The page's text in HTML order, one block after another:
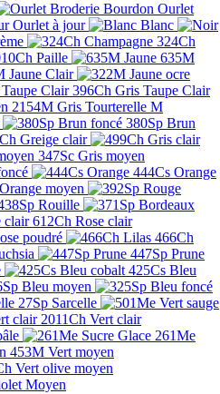
Ourlet
Ourlet à jour
Blanc
324Ch
Paille
635M
Jaune Clair
396Ch Gris Taupe Clair
2154M Gris Tourterelle M
380Sp Brun
Greige clair
347Sc Gris moyen
444Cs Orange
moyen
Rouille
612Ch Rose clair
poudré
466Ch
447Sp Prune
425Cs Bleu
Bleu moyen
27Sp Sarcelle
2011Ch Vert clair
261Me
453M Vert moyen
Vert olive moyen
Moyen